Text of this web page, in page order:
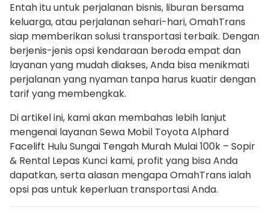
Entah itu untuk perjalanan bisnis, liburan bersama
keluarga, atau perjalanan sehari-hari, OmahTrans
siap memberikan solusi transportasi terbaik. Dengan
berjenis-jenis opsi kendaraan beroda empat dan
layanan yang mudah diakses, Anda bisa menikmati
perjalanan yang nyaman tanpa harus kuatir dengan
tarif yang membengkak.
Di artikel ini, kami akan membahas lebih lanjut
mengenai layanan Sewa Mobil Toyota Alphard
Facelift Hulu Sungai Tengah Murah Mulai 100k – Sopir
& Rental Lepas Kunci kami, profit yang bisa Anda
dapatkan, serta alasan mengapa OmahTrans ialah
opsi pas untuk keperluan transportasi Anda.